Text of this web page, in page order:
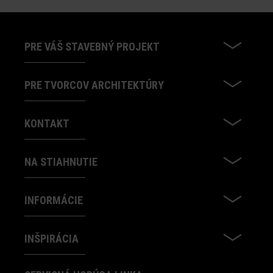
PRE VÁŠ STAVEBNÝ PROJEKT
PRE TVORCOV ARCHITEKTÚRY
KONTAKT
NA STIAHNUTIE
INFORMÁCIE
INŠPIRÁCIA